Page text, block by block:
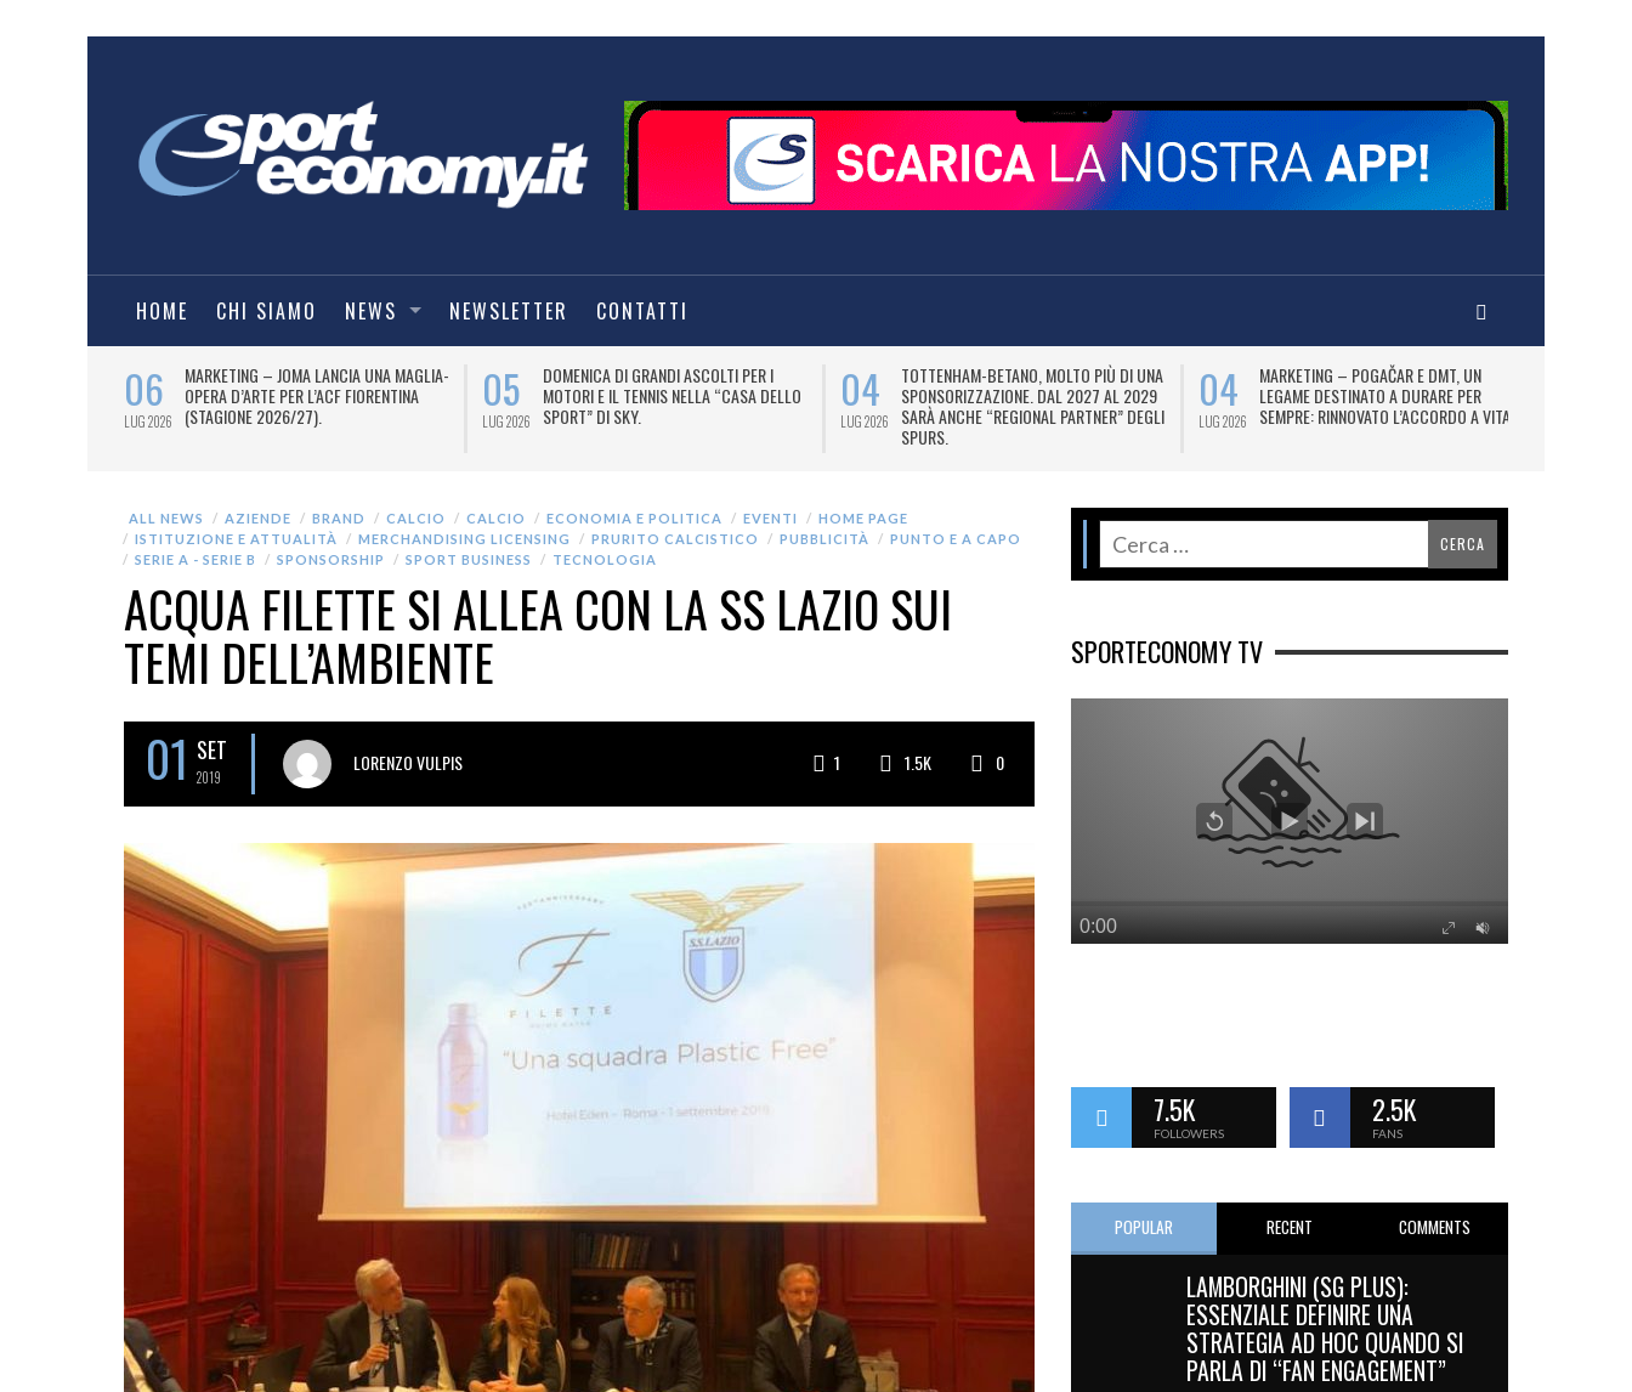
HOME CHI SIAMO NEWS NEWSLETTER CONTATTI
06
LUG 2026
MARKETING – JOMA LANCIA UNA MAGLIA-
OPERA D’ARTE PER L’ACF FIORENTINA
(STAGIONE 2026/27).
05
LUG 2026
DOMENICA DI GRANDI ASCOLTI PER I
MOTORI E IL TENNIS NELLA “CASA DELLO
SPORT” DI SKY.
04
LUG 2026
TOTTENHAM-BETANO, MOLTO PIÙ DI UNA
SPONSORIZZAZIONE. DAL 2027 AL 2029
SARÀ ANCHE “REGIONAL PARTNER” DEGLI
SPURS.
04
LUG 2026
MARKETING – POGAČAR E DMT, UN
LEGAME DESTINATO A DURARE PER
SEMPRE: RINNOVATO L’ACCORDO A VITA.
ALL NEWS AZIENDE BRAND CALCIO CALCIO ECONOMIA E POLITICA EVENTI
HOME PAGE
ISTITUZIONE E ATTUALITÀ
MERCHANDISING LICENSING PRURITO CALCISTICO PUBBLICITÀ
PUNTO E A CAPO
SERIE A - SERIE B
SPONSORSHIP SPORT BUSINESS TECNOLOGIA
ACQUA FILETTE SI ALLEA CON LA SS LAZIO SUI
TEMI DELL’AMBIENTE
01 SET
2019
LORENZO VULPIS 1 1.5K 0
SPORTECONOMY TV
7.5K
FOLLOWERS
2.5K
FANS
POPULAR RECENT COMMENTS
LAMBORGHINI (SG PLUS):
ESSENZIALE DEFINIRE UNA
STRATEGIA AD HOC QUANDO SI
PARLA DI “FAN ENGAGEMENT”